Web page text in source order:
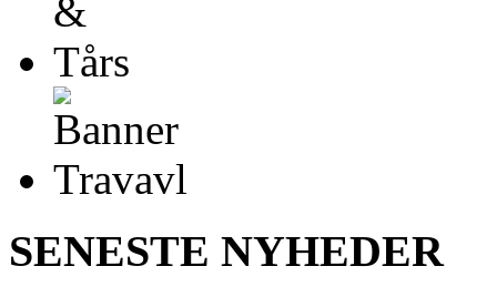
SENESTE NYHEDER